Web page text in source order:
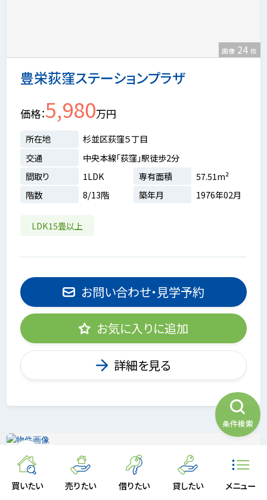
買いたい 売りたい 借りたい 貸したい メニュー
豊栄荻窪ステーションプラザ
画像 24 枚
価格 5,980万円
所在地
杉並区荻窪５丁目
交通
中央本線「荻窪」駅徒歩2分
間取り
1LDK 専有面積
57.51m²
階数
8/13階 築年月 1976年02月
LDK15畳以上
お問い合わせ・見学予約
お気に入りに追加
詳細を見る
条件検索